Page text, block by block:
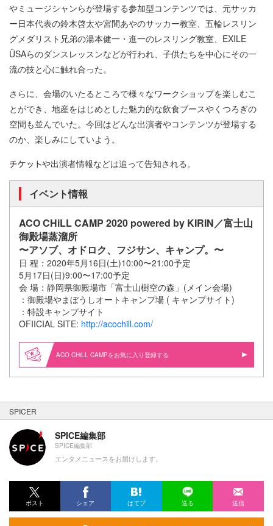
やミュージシャンらが登場する参加型コンテンツでは、元サッカ
ー日本代表の鈴木啓太や宮間あやのサッカー教室、五輪レスリン
グメダリスト兄弟の湯本健一・進一のレスリング教室、EXILE
ÜSAらのダンスレッスンなどが行われ、子供たちを中心にその一
流の技と心に触れ合った。
さらに、会場のいたるところで様々なワークショップを楽しむこ
とができ、地産をはじめとした魅力的な飲食ブースやくつろぎの
空間も並んでいた。今回はどんな出演者やコンテンツが登場する
のか、楽しみにしていよう。
や出演者情報などは追って告知される。
イベント情報
ACO CHiLL CAMP 2020 powered by KIRIN／富士山
御殿場蒸溜所
〜アソブ、オドロク、フジサン、キャンプ。〜
日 程：2020年5月16日(土)10:00〜21:00予定
5月17日(日)9:00〜17:00予定
会 場：静岡県御殿場市「富士山樹空の森」(メイン会場)
：御殿場やまぼうしオートキャンプ場 ( キャンプサイト)
：特設キャンプサイト
OFIICIAL SITE: http://acochill.com/
ACO CHiLL CAMPをお気に入り登録する
SPICER
SPICE編集部
SPICE編集部
エンタメニュースをお届けします。
ポスト シェア はてブ 送る 送信